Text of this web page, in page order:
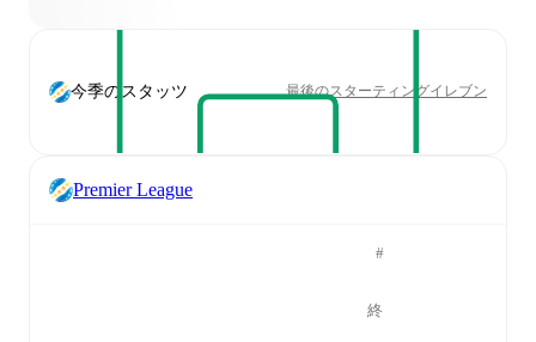
今季のスタッツ 最後のスターティングイレブン
Premier League
#
終